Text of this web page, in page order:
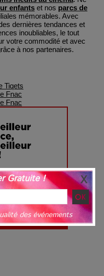
enfants et nos parcs de
mémorables. Avec
dernières tendances et
inoubliables, le tout
votre commodité et avec
à nos partenaires.
Gratuite !
des événements